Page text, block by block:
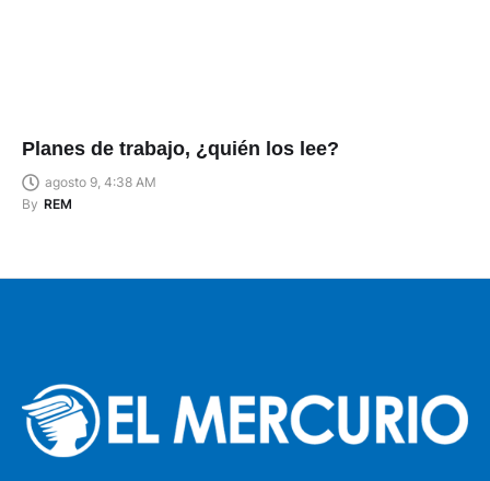
Planes de trabajo, ¿quién los lee?
agosto 9, 4:38 AM
By REM